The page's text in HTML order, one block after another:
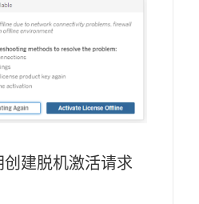
建脱机激活请求